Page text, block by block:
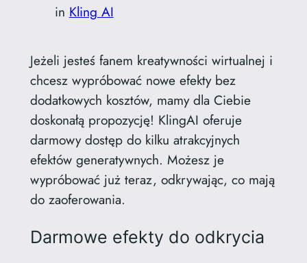
in Kling AI
Jeżeli jesteś fanem kreatywności wirtualnej i
chcesz wypróbować nowe efekty bez
dodatkowych kosztów, mamy dla Ciebie
doskonałą propozycję! KlingAI oferuje
darmowy dostęp do kilku atrakcyjnych
efektów generatywnych. Możesz je
wypróbować już teraz, odkrywając, co mają
do zaoferowania.
Darmowe efekty do odkrycia